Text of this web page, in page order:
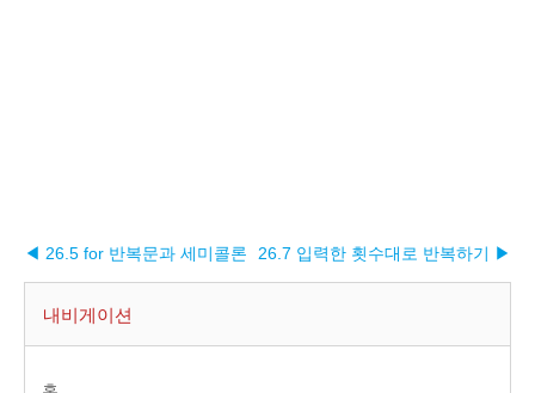
◀ 26.5 for 반복문과 세미콜론 26.7 입력한 횟수대로 반복하기 ▶︎
내비게이션